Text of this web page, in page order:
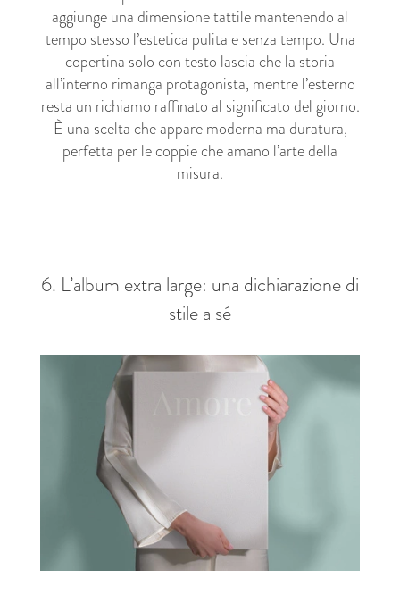
aggiunge una dimensione tattile mantenendo al
tempo stesso l’estetica pulita e senza tempo. Una
copertina solo con testo lascia che la storia
all’interno rimanga protagonista, mentre l’esterno
resta un richiamo raffinato al significato del giorno.
È una scelta che appare moderna ma duratura,
perfetta per le coppie che amano l’arte della
misura.
6. L’album extra large: una dichiarazione di
stile a sé